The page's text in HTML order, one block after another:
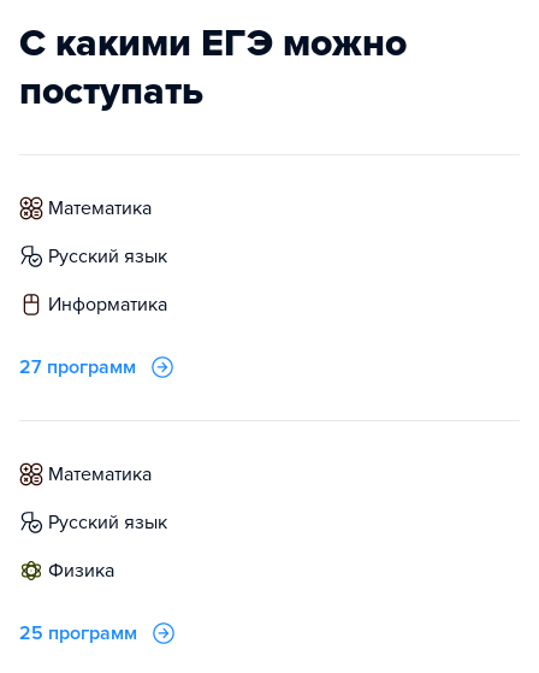
С какими ЕГЭ можно
поступать
математика
русский язык
информатика
27 программ
математика
русский язык
физика
25 программ